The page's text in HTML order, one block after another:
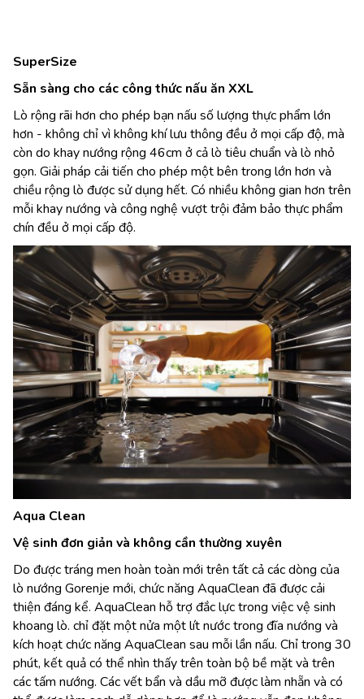
SuperSize
Sẵn sàng cho các công thức nấu ăn XXL
Lò rộng rãi hơn cho phép bạn nấu số lượng thực phẩm lớn
hơn - không chỉ vì không khí lưu thông đều ở mọi cấp độ, mà
còn do khay nướng rộng 46cm ở cả lò tiêu chuẩn và lò nhỏ
gọn. Giải pháp cải tiến cho phép một bên trong lớn hơn và
chiều rộng lò được sử dụng hết. Có nhiều không gian hơn trên
mỗi khay nướng và công nghệ vượt trội đảm bảo thực phẩm
chín đều ở mọi cấp độ.
Aqua Clean
Vệ sinh đơn giản và không cần thường xuyên
Do được tráng men hoàn toàn mới trên tất cả các dòng của
lò nướng Gorenje mới, chức năng AquaClean đã được cải
thiện đáng kể. AquaClean hỗ trợ đắc lực trong việc vệ sinh
khoang lò. chỉ đặt một nửa một lít nước trong đĩa nướng và
kích hoạt chức năng AquaClean sau mỗi lần nấu. Chỉ trong 30
phút, kết quả có thể nhìn thấy trên toàn bộ bề mặt và trên
các tấm nướng. Các vết bẩn và dầu mỡ được làm nhẵn và có